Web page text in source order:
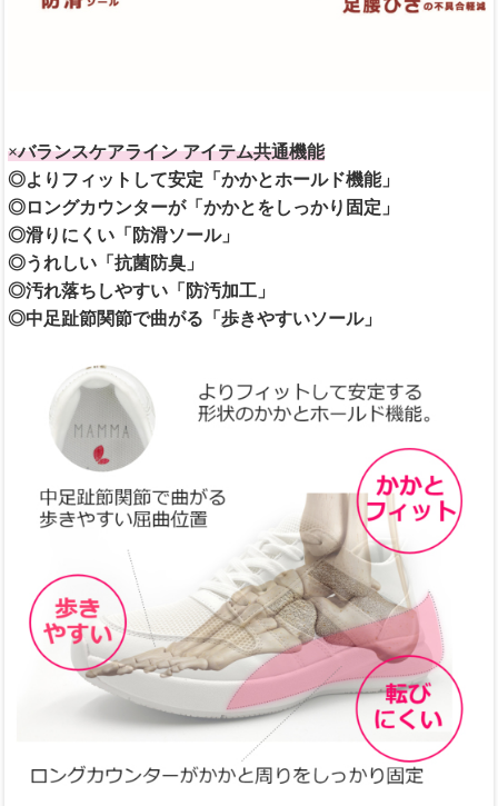
×バランスケアライン アイテム共通機能
◎よりフィットして安定「かかとホールド機能」
◎ロングカウンターが「かかとをしっかり固定」
◎滑りにくい「防滑ソール」
◎うれしい「抗菌防臭」
◎汚れ落ちしやすい「防汚加工」
◎中足趾節関節で曲がる「歩きやすいソール」